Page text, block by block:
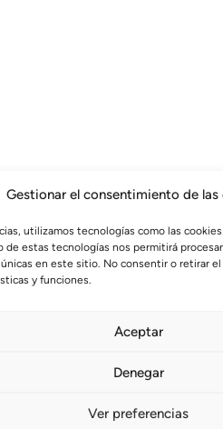
Gestionar el consentimiento de las
utilizamos tecnologías como las
estas tecnologías nos permitirá
en este sitio. No consentir o retirar
y funciones.
Aceptar
Denegar
Ver preferencias